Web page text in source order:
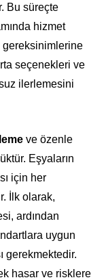
Bu süreçte
hizmet
gereksinimlerine
seçenekleri ve
ilerlemesini
ve özenle
Eşyaların
için her
İlk olarak,
ardından
uygun
gerekmektedir.
hasar ve risklere